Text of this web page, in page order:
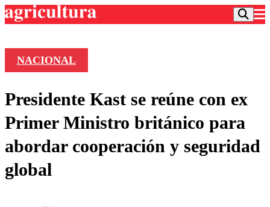
Frecuencias
Agricultura TV
Deportes
Colo Colo
Entretención
NACIONAL
Presidente Kast se reúne con ex
Primer Ministro británico para
abordar cooperación y seguridad
global